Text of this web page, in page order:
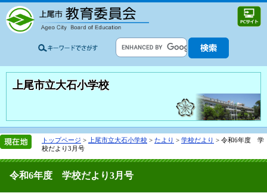
上尾市立大石小学校
トップページ > 上尾市立大石小学校 > たより > 学校だより > 令和6年度 学
校だより3月号
令和6年度 学校だより3月号